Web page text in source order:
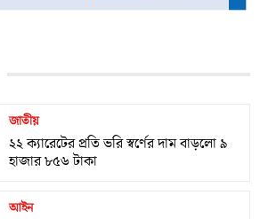
জাতীয়
২২ ক্যারেটের প্রতি ভরি স্বর্ণের দাম বাড়লো ৯
হাজার ৮৫৬ টাকা
আইন